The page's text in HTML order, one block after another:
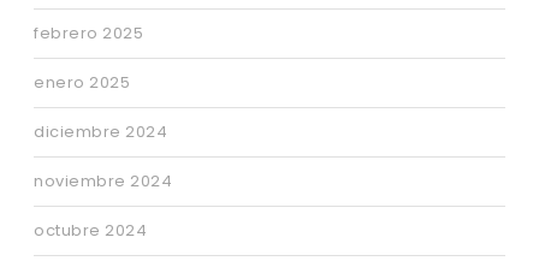
febrero 2025
enero 2025
diciembre 2024
noviembre 2024
octubre 2024